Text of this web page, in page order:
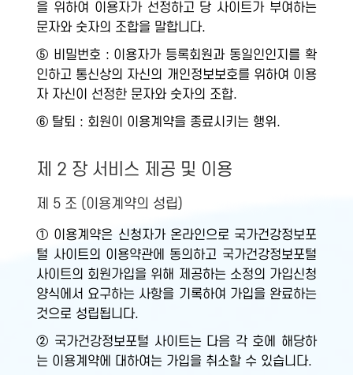
을 위하여 이용자가 선정하고 당 사이트가 부여하는
문자와 숫자의 조합을 말합니다.
⑤ 비밀번호 : 이용자가 등록회원과 동일인인지를 확
인하고 통신상의 자신의 개인정보보호를 위하여 이용
자 자신이 선정한 문자와 숫자의 조합.
⑥ 탈퇴 : 회원이 이용계약을 종료시키는 행위.
제 2 장 서비스 제공 및 이용
제 5 조 (이용계약의 성립)
① 이용계약은 신청자가 온라인으로 국가건강정보포
털 사이트의 이용약관에 동의하고 국가건강정보포털
사이트의 회원가입을 위해 제공하는 소정의 가입신청
양식에서 요구하는 사항을 기록하여 가입을 완료하는
것으로 성립됩니다.
② 국가건강정보포털 사이트는 다음 각 호에 해당하
는 이용계약에 대하여는 가입을 취소할 수 있습니다.